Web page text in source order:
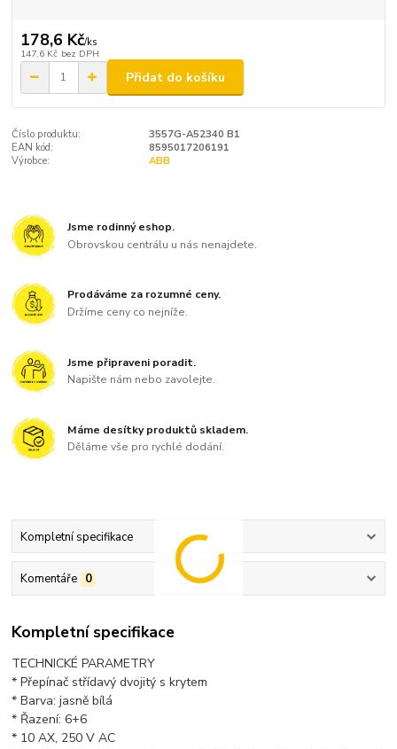
178,6 Kč/ks
147,6 Kč bez DPH
Přidat do košíku
Číslo produktu:
3557G-A52340 B1
EAN kód:
8595017206191
Výrobce:
ABB
Jsme rodinný eshop.
Obrovskou centrálu u nás nenajdete.
Prodáváme za rozumné ceny.
Držíme ceny co nejníže.
Jsme připraveni poradit.
Napište nám nebo zavolejte.
Máme desítky produktů skladem.
Děláme vše pro rychlé dodání.
Kompletní specifikace
Komentáře 0
Kompletní specifikace
TECHNICKÉ PARAMETRY
* Přepínač střídavý dvojitý s krytem
* Barva: jasně bílá
* Řazení: 6+6
* 10 AX, 250 V AC